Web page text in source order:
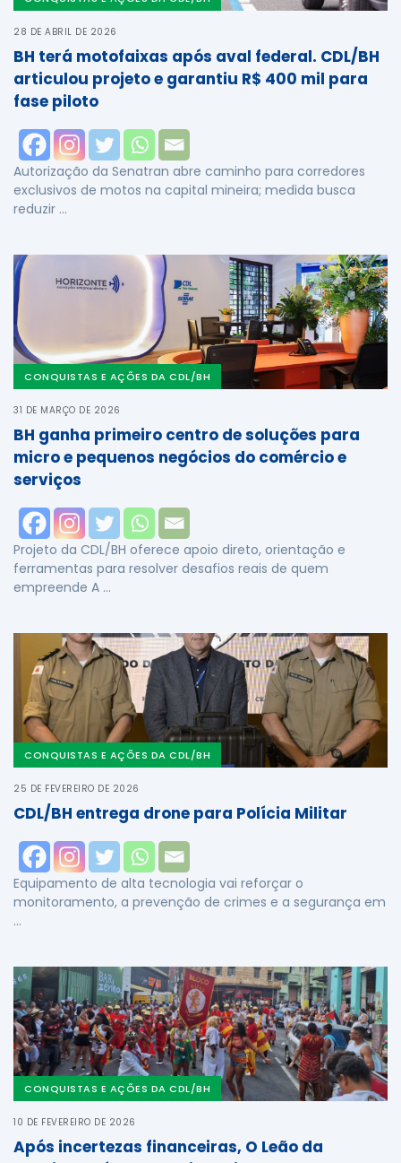
28 DE ABRIL DE 2026
BH terá motofaixas após aval federal. CDL/BH
articulou projeto e garantiu R$ 400 mil para
fase piloto
Autorização da Senatran abre caminho para corredores
exclusivos de motos na capital mineira; medida busca
reduzir …
CONQUISTAS E AÇÕES DA CDL/BH
31 DE MARÇO DE 2026
BH ganha primeiro centro de soluções para
micro e pequenos negócios do comércio e
serviços
Projeto da CDL/BH oferece apoio direto, orientação e
ferramentas para resolver desafios reais de quem
empreende A …
CONQUISTAS E AÇÕES DA CDL/BH
25 DE FEVEREIRO DE 2026
CDL/BH entrega drone para Polícia Militar
Equipamento de alta tecnologia vai reforçar o
monitoramento, a prevenção de crimes e a segurança em
…
CONQUISTAS E AÇÕES DA CDL/BH
10 DE FEVEREIRO DE 2026
Após incertezas financeiras, O Leão da